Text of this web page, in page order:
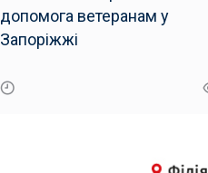
допомога ветеранам у
Запоріжжі